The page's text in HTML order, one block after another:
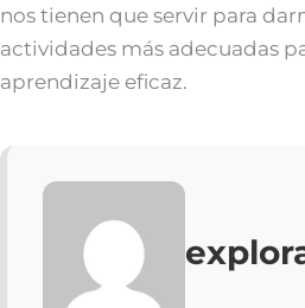
nos tienen que servir para
actividades más adecuadas
aprendizaje eficaz.